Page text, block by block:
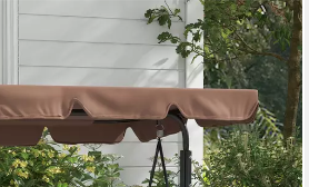
verstellbar, Schaukelbank
mit verstellbarem Dach,
bis 200 kg belastbar, für